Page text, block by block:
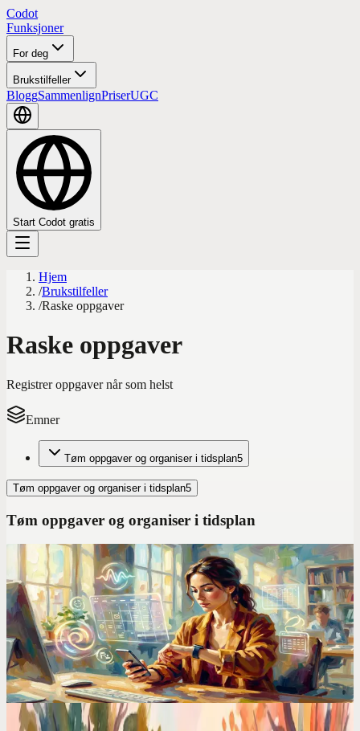
Codot
Funksjoner
For deg
Brukstilfeller
BloggSammenlignPriserUGC
Start Codot gratis
Hjem
/Brukstilfeller
/Raske oppgaver
Raske oppgaver
Registrer oppgaver når som helst
Emner
Tøm oppgaver og organiser i tidsplan5
Tøm oppgaver og organiser i tidsplan5
Tøm oppgaver og organiser i tidsplan
Kalendersammenligninger
Vitenskapen bak AI-planleggere (Og hvorfor de
fleste apper bommer totalt)
HTN-planlegging, vilkårsoppfyllelse, forsterkningslæring. AI-en
bak planleggeren din betyr mer enn designet. De fleste apper bruker
enkle regler og kaller det AI.
Codot for ADHD